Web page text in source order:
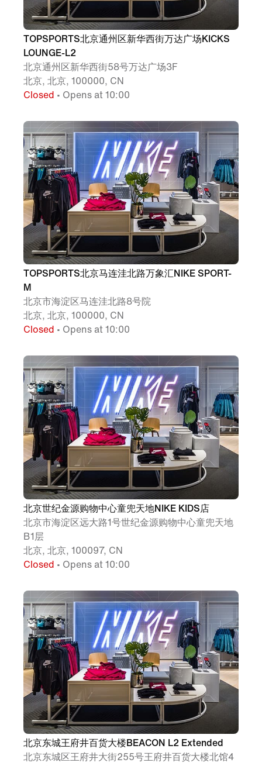
TOPSPORTS北京通州区新华西街万达广场KICKS
LOUNGE-L2
北京通州区新华西街58号万达广场3F
北京, 北京, 100000, CN
Closed • Opens at 10:00
TOPSPORTS北京马连洼北路万象汇NIKE SPORT-
M
北京市海淀区马连洼北路8号院
北京, 北京, 100000, CN
Closed • Opens at 10:00
北京世纪金源购物中心童兜天地NIKE KIDS店
北京市海淀区远大路1号世纪金源购物中心童兜天地
B1层
北京, 北京, 100097, CN
Closed • Opens at 10:00
北京东城王府井百货大楼BEACON L2 Extended
北京东城区王府井大街255号王府井百货大楼北馆4